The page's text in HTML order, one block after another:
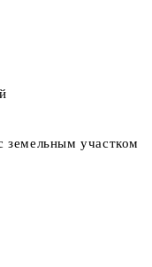
земельным участком